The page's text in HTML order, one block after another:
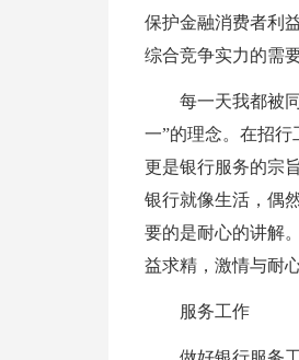
保护金融消费者利
综合竞争实力的需要
每一天我都被
一”的理念。在招行
更是银行服务的宗
银行就像生活，偶
要的是耐心的讲解
益求精，激情与耐
服务工作